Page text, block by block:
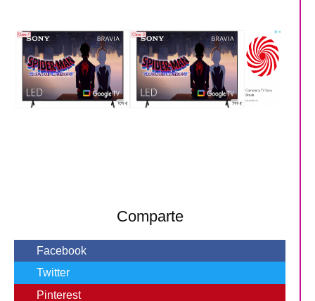
Comparte
Facebook
Twitter
Pinterest